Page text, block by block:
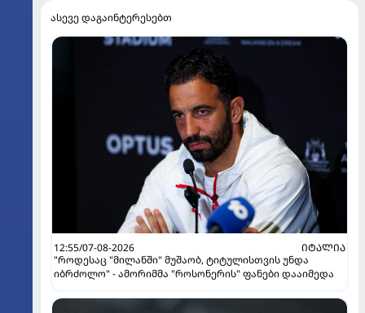
ასევე დაგაინტერესებთ
12:55/07-08-2026
ᲘᲢᲐᲚᲘᲐ
"როდესაც "მილანში" მუშაობ, ტიტულისთვის უნდა
იბრძოლო" - ამორიმმა "როსონერის" ფანები დააიმედა